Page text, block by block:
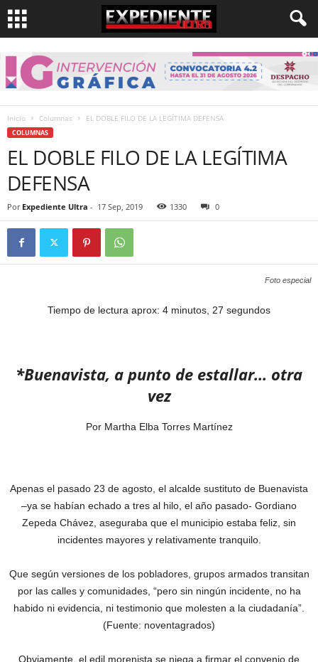
Inicio Columnas EL DOBLE FILO DE LA LEGÍTIMA DEFENSA
COLUMNAS
EL DOBLE FILO DE LA LEGÍTIMA
DEFENSA
Por Expediente Ultra - 17 Sep, 2019 1330 0
Foto especial
Tiempo de lectura aprox: 4 minutos, 27 segundos
*Buenavista, a punto de estallar… otra
vez
Por Martha Elba Torres Martínez
Apenas el pasado 23 de agosto, el alcalde sustituto de Buenavista
–ya se habían echado a tres al hilo, el año pasado- Gordiano
Zepeda Chávez, aseguraba que el municipio estaba feliz, sin
incidentes mayores y relativamente tranquilo.
Que según versiones de los pobladores, grupos armados transitan
por las calles y comunidades, “pero sin ningún incidente, no ha
habido ni evidencia, ni testimonio que molesten a la ciudadanía”.
(Fuente: noventagrados)
Obviamente, el edil morenista se niega a firmar el convenio de